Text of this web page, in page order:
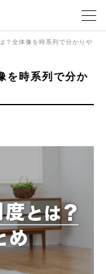
？全体像を時系列で分かりや
を時系列で分か